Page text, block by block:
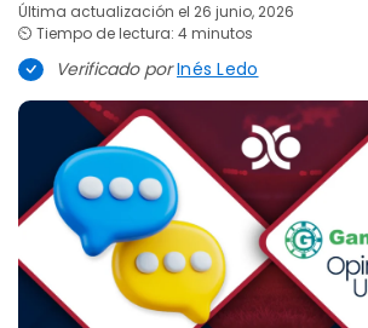
Última actualización el 26 junio, 2026
⏲️ Tiempo de lectura: 4 minutos
Verificado porInés Ledo